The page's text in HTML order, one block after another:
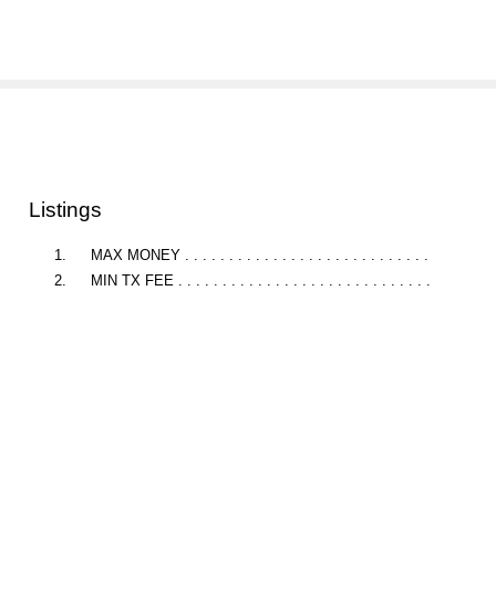
Listings
1.
MAX MONEY . . . . . . . . . . . . . . . . . . . . . . . . . . . .
2.
MIN TX FEE . . . . . . . . . . . . . . . . . . . . . . . . . . . . .